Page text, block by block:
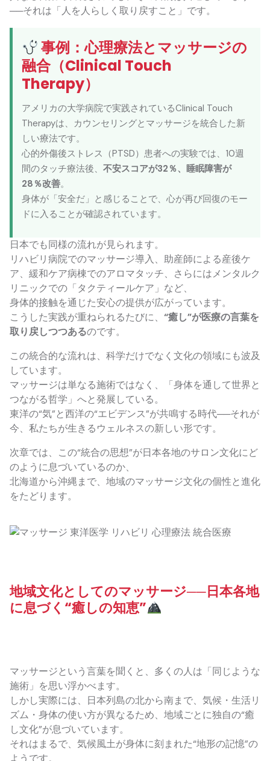
──それは「人を人らしく取り戻すこと」です。
事例：心理療法とマッサージの
融合（Clinical Touch
Therapy）
アメリカの大学病院で実践されているClinical Touch
Therapyは、カウンセリングとマッサージを統合した新
しい療法です。
心的外傷後ストレス（PTSD）患者への実験では、10週
間のタッチ療法後、 不安スコアが32％、睡眠障害が
28％改善。
身体が「安全だ」と感じることで、心が再び回復のモー
ドに入ることが確認されています。
日本でも同様の流れが見られます。
リハビリ病院でのマッサージ導入、助産師による産後ケ
ア、緩和ケア病棟でのアロマタッチ、さらにはメンタルク
リニックでの「タクティールケア」など、
身体的接触を通じた安心の提供が広がっています。
こうした実践が重ねられるたびに、 “癒し”が医療の言葉を
取り戻しつつあるのです。
この統合的な流れは、科学だけでなく文化の領域にも波及
しています。
マッサージは単なる施術ではなく、「身体を通して世界と
つながる哲学」へと発展している。
東洋の“気”と西洋の“エビデンス”が共鳴する時代──それが
今、私たちが生きるウェルネスの新しい形です。
次章では、この“統合の思想”が日本各地のサロン文化にど
のように息づいているのか、
北海道から沖縄まで、地域のマッサージ文化の個性と進化
をたどります。
地域文化としてのマッサージ──日本各地
に息づく“癒しの知恵”
マッサージという言葉を聞くと、多くの人は「同じような
施術」を思い浮かべます。
しかし実際には、日本列島の北から南まで、気候・生活リ
ズム・身体の使い方が異なるため、地域ごとに独自の“癒
し文化”が息づいています。
それはまるで、気候風土が身体に刻まれた“地形の記憶”の
ようです。